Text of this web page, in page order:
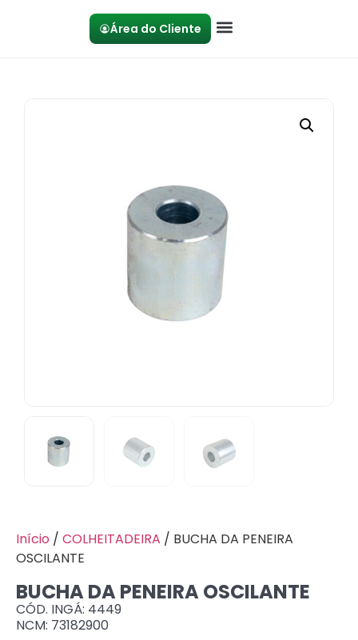
Área do Cliente
Início / COLHEITADEIRA / BUCHA DA PENEIRA
OSCILANTE
BUCHA DA PENEIRA OSCILANTE
CÓD. INGÁ: 4449
NCM: 73182900